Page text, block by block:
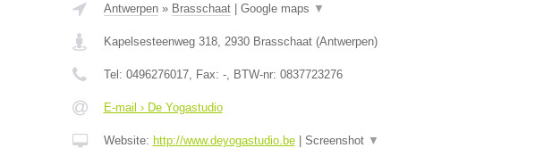
Antwerpen» Brasschaat| Google maps ▼
Kapelsesteenweg 318, 2930 Brasschaat(Antwerpen)
Tel: 0496276017, Fax: -, BTW-nr: 0837723276
E-mail › De Yogastudio
Website: http://www.deyogastudio.be| Screenshot ▼